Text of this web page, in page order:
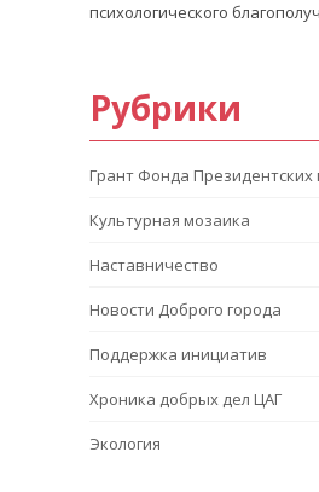
психологического
Рубрики
Грант Фонда Президентских
Культурная мозаика
Наставничество
Новости Доброго города
Поддержка инициатив
Хроника добрых дел ЦАГ
Экология